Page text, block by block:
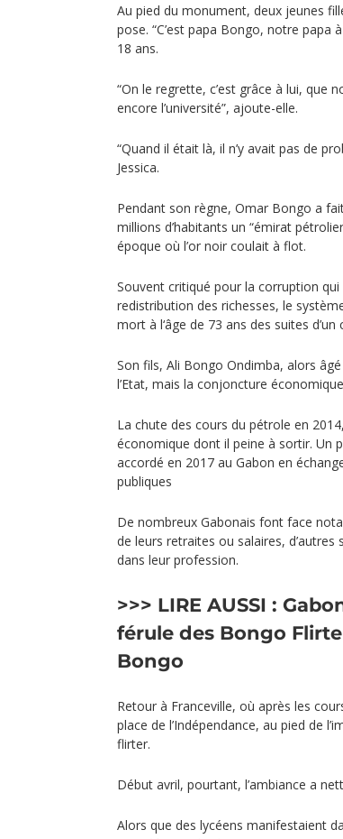
Au pied du monument, deux jeunes
pose. “C’est papa Bongo, notre papa
18 ans.
“On le regrette, c’est grâce à lui, que
encore l’université”, ajoute-elle.
“Quand il était là, il n’y avait pas de
Jessica.
Pendant son règne, Omar Bongo a
millions d’habitants un “émirat
époque où l’or noir coulait à flot.
Souvent critiqué pour la corruption qui
redistribution des richesses, le
mort à l‘âge de 73 ans des suites d’un
Son fils, Ali Bongo Ondimba, alors
l’Etat, mais la conjoncture
La chute des cours du pétrole en
économique dont il peine à sortir. Un
accordé en 2017 au Gabon en
publiques
De nombreux Gabonais font face
de leurs retraites ou salaires,
dans leur profession.
>>> LIRE AUSSI :
férule des Bongo
Bongo
Retour à Franceville, où après les
place de l’Indépendance, au pied de
flirter.
Début avril, pourtant, l’ambiance a
Alors que des lycéens manifestaient